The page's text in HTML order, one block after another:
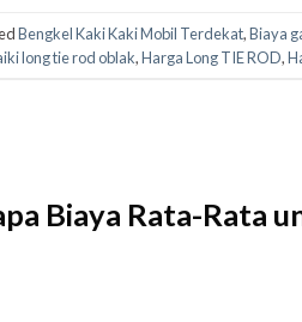
Bengkel Kaki Kaki Mobil Terdekat,Biaya
long tie rod oblak,Harga Long TIE ROD,
Biaya Rata-Rata